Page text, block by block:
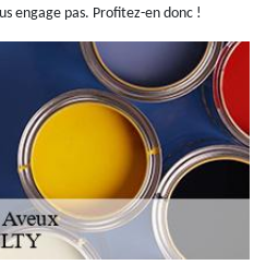
engage pas. Profitez-en donc !